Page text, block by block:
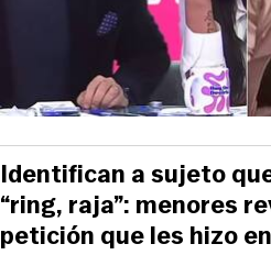
Identifican a sujeto
“ring, raja”: menores
petición que les hizo